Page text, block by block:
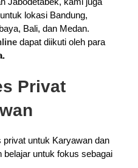
lokasi Bandung,
Bali, dan Medan.
dapat diikuti oleh para
Privat
privat untuk Karyawan dan
untuk fokus sebagai